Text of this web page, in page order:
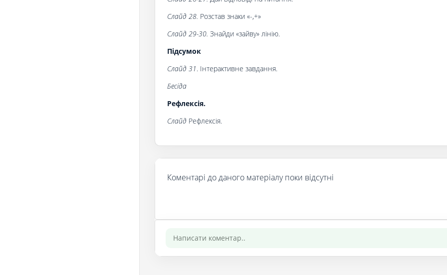
Слайд 28. Розстав знаки «-,+»
Слайд 29-30. Знайди «зайву» лінію.
Підсумок
Слайд 31. Інтерактивне завдання.
Бесіда
Рефлексія.
Слайд Рефлексія.
Коментарі до даного матеріалу поки відсутні